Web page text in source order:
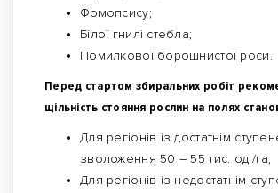
Фомопсису;
Білої гнилі стебла;
Помилкової борошнистої роси.
Перед стартом збиральних робіт
щільність стояння рослин на полях
Для регіонів із достатнім
зволоження 50 – 55 тис. од./га;
Для регіонів із недостатнім